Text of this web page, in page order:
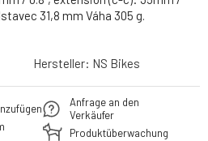
31,8 mm Váha 305 g.
Hersteller: NS Bikes
Anfrage an den
Verkäufer
Produktüberwachung